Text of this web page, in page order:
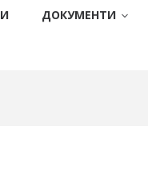
ДОКУМЕНТИ